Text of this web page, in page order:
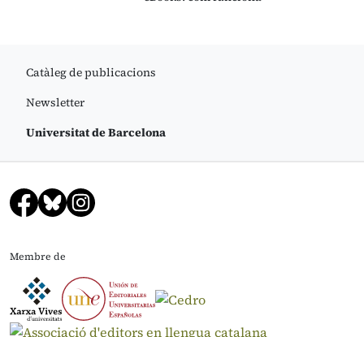
Catàleg de publicacions
Newsletter
Universitat de Barcelona
Membre de